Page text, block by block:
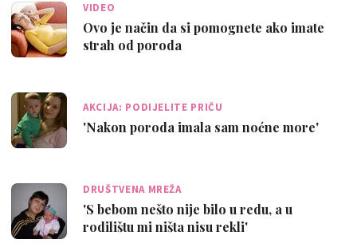
VIDEO
Ovo je način da si pomognete ako imate
strah od poroda
AKCIJA: PODIJELITE PRIČU
'Nakon poroda imala sam noćne more'
DRUŠTVENA MREŽA
'S bebom nešto nije bilo u redu, a u
rodilištu mi ništa nisu rekli'